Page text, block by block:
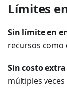
Límites
Sin límite en
recursos como
Sin costo extra
múltiples